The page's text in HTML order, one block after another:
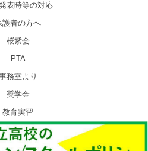
表時等の対応
護者の方へ
桜紫会
PTA
務室より
奨学金
教育実習